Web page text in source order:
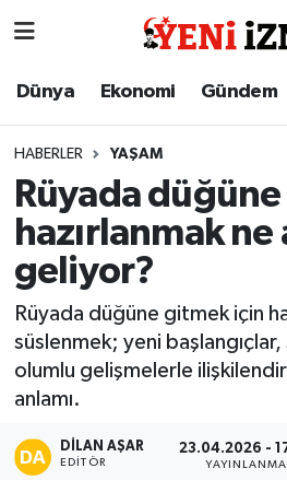
Dünya Ekonomi Gündem
HABERLER YAŞAM
Rüyada düğüne
hazırlanmak ne
geliyor?
Rüyada düğüne gitmek için
süslenmek; yeni
olumlu gelişmelerle
anlamı.
DILAN AŞAR
EDITÖR
23.04.2026 -
YAYINLANMA
Dünya
Gündem
İzmir
Sağlık
Siyaset
İzmir Nöbetçi Eczaneler
İzmir Namaz Vakitleri
İzmir Trafik Yoğunluk
Süper Lig Puan Durumu
Tüm Manşetler